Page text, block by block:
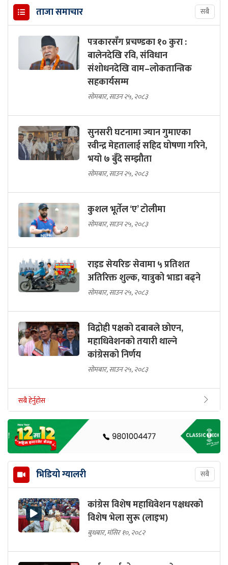
ताजा समाचार सबै
पत्रकारसँग प्रचण्डका १० कुरा :
बालेनदेखि रवि, संविधान
संशोधनदेखि वाम–लोकतान्त्रिक
सहकार्यसम्म
सोमबार, साउन २५, २०८३
सुनसरी घटनामा ज्यान गुमाएका
रवीन्द्र मेहतालाई सहिद घोषणा गरिने,
भयो ७ बुँदे सम्झौता
सोमबार, साउन २५, २०८३
कुशल भूर्तेल ‘ए’ टोलीमा
सोमबार, साउन २५, २०८३
राइड सेयरिङ सेवामा ५ प्रतिशत
अतिरिक्त शुल्क, यात्रुको भाडा बढ्ने
सोमबार, साउन २५, २०८३
विद्रोही पक्षको दबाबले छोएन,
महाधिवेशनको तयारी थाल्ने
कांग्रेसको निर्णय
सोमबार, साउन २५, २०८३
सबै हेर्नुहोस
भिडियो ग्यालरी सबै
कांग्रेस विशेष महाधिवेशन पक्षधरको
विशेष भेला सुरू (लाइभ)
बुधबार, मंसिर १०, २०८२